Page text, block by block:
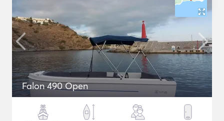
Falon 490 Open